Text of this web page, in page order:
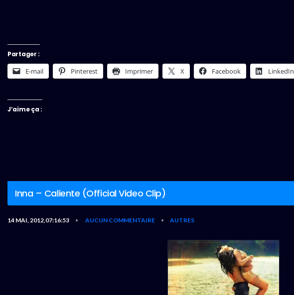
Partager :
E-mail Pinterest Imprimer X Facebook LinkedIn
J’aime ça :
Inna – Caliente (Official Video Clip)
14 MAI, 2012,07:16:53 • AUCUN COMMENTAIRE • AUTRES